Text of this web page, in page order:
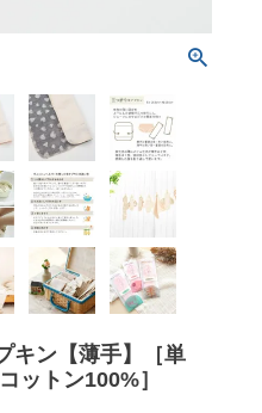
キン【薄手】［単
ットン100%］